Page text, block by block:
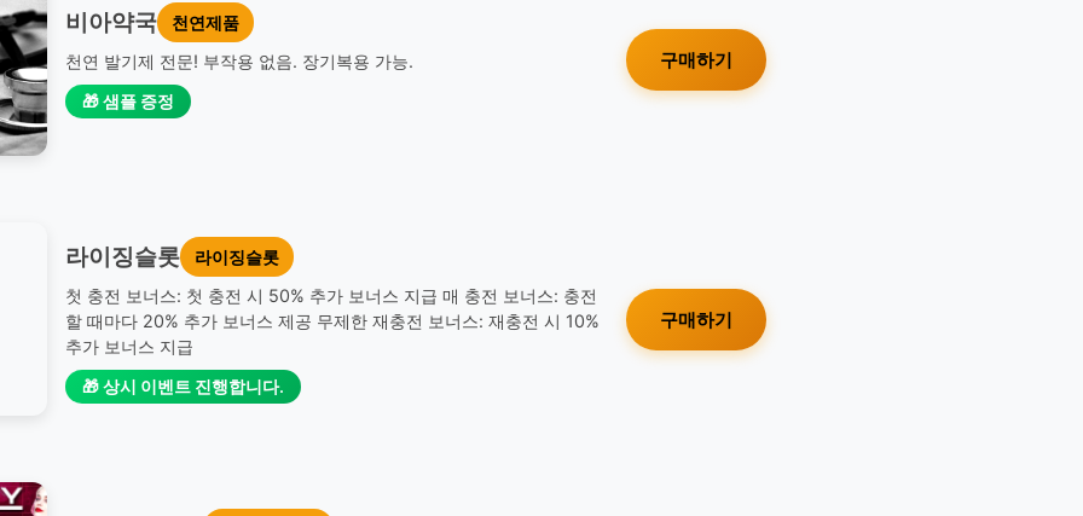
비아약국
천연제품
천연 발기제 전문! 부작용 없음. 장기복용 가능.
🎁 샘플 증정
구매하기
라이징슬롯
라이징슬롯
첫 충전 보너스: 첫 충전 시 50% 추가 보너스 지급 매 충전 보너스: 충전
할 때마다 20% 추가 보너스 제공 무제한 재충전 보너스: 재충전 시 10%
추가 보너스 지급
🎁 상시 이벤트 진행합니다.
구매하기